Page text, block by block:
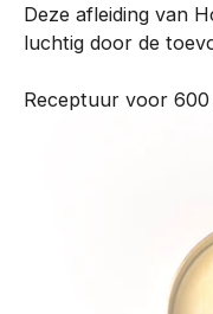
Deze afleiding van
luchtig door de
Receptuur voor 600